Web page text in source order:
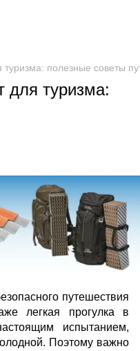
туризма: полезные советы
для туризма:
путешествия
легкая прогулка в
испытанием,
Поэтому важно